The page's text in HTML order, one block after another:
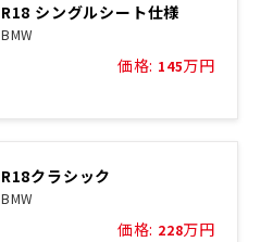
R18 シングルシート仕様
BMW
価格: 145万円
R18クラシック
BMW
価格: 228万円